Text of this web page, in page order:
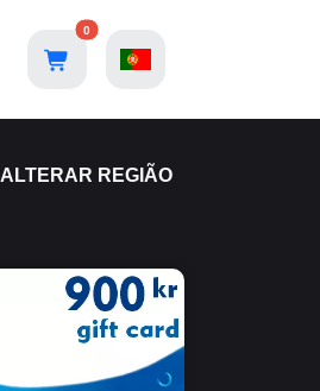
0
ALTERAR REGIÃO